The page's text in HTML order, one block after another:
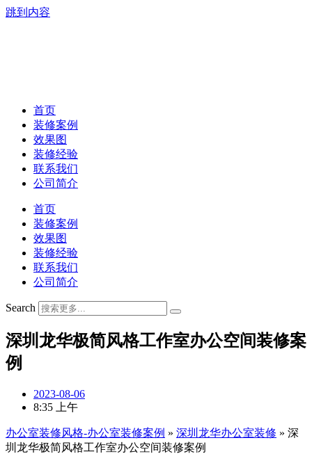
跳到内容
首页
装修案例
效果图
装修经验
联系我们
公司简介
首页
装修案例
效果图
装修经验
联系我们
公司简介
Search
深圳龙华极简风格工作室办公空间装修案
例
2023-08-06
8:35 上午
办公室装修风格-办公室装修案例 » 深圳龙华办公室装修 » 深
圳龙华极简风格工作室办公空间装修案例